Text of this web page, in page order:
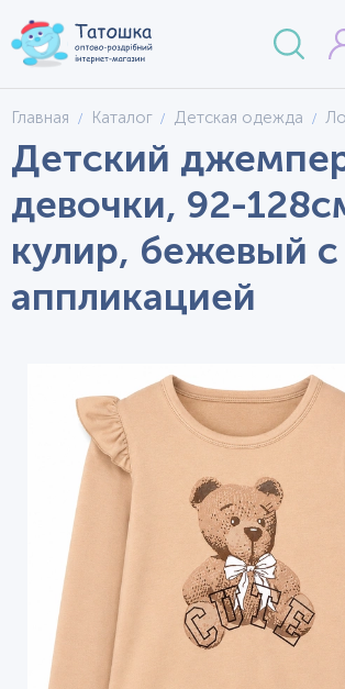
Главная Каталог Детская одежда
Детский
девочки, 92-
кулир, бежевый с
аппликацией